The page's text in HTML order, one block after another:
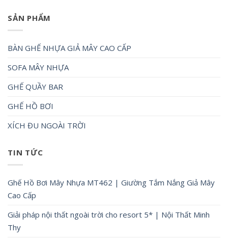
SẢN PHẨM
BÀN GHẾ NHỰA GIẢ MÂY CAO CẤP
SOFA MÂY NHỰA
GHẾ QUẦY BAR
GHẾ HỒ BƠI
XÍCH ĐU NGOÀI TRỜI
TIN TỨC
Ghế Hồ Bơi Mây Nhựa MT462 | Giường Tắm Nắng Giả Mây
Cao Cấp
Giải pháp nội thất ngoài trời cho resort 5* | Nội Thất Minh
Thy